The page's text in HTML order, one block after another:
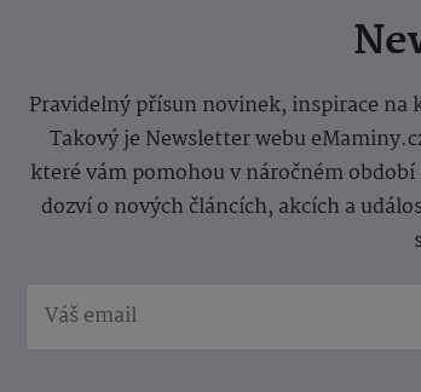
Pravidelný přísun novinek, inspirace na
Takový je Newsletter webu
které vám pomohou v náročném
dozví o nových článcích, akcích a